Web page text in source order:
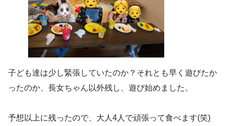
子ども達は少し緊張していたのか？それとも早く遊びたか
ったのか、長女ちゃん以外残し、遊び始めました。
予想以上に残ったので、大人4人で頑張って食べます(笑)